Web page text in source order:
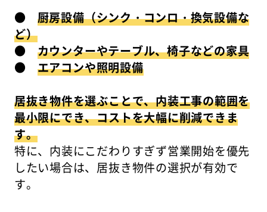
● 厨房設備（シンク・コンロ・換気設備な
ど）
● カウンターやテーブル、椅子などの家具
● エアコンや照明設備
居抜き物件を選ぶことで、内装工事の範囲を
最小限にでき、コストを大幅に削減できま
す。
特に、内装にこだわりすぎず営業開始を優先
したい場合は、居抜き物件の選択が有効で
す。